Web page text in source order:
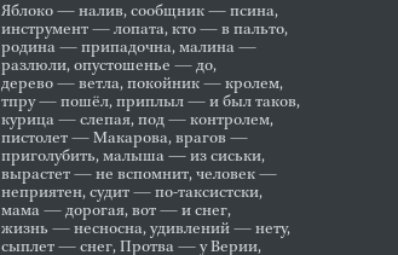
Яблоко — налив, сообщник — псина,
инструмент — лопата, кто — в пальто,
родина — припадочна, малина —
разлюли, опустошенье — до,
дерево — ветла, покойник — кролем,
тпру — пошёл, приплыл — и был таков,
курица — слепая, под — контролем,
пистолет — Макарова, врагов —
приголубить, малыша — из сиськи,
вырастет — не вспомнит, человек —
неприятен, судит — по-таксистски,
мама — дорогая, вот — и снег,
жизнь — несносна, удивлений — нету,
сыплет — снег, Протва — у Верии,